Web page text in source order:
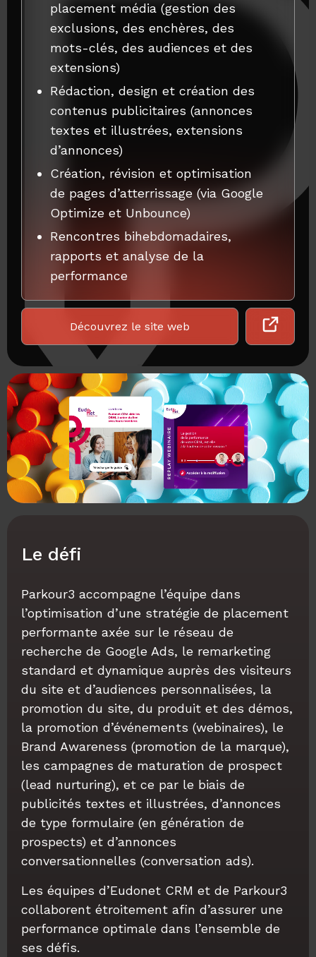
placement média (gestion des
exclusions, des enchères, des
mots-clés, des audiences et des
extensions)
Rédaction, design et création des
contenus publicitaires (annonces
textes et illustrées, extensions
d’annonces)
Création, révision et optimisation
de pages d’atterrissage (via Google
Optimize et Unbounce)
Rencontres bihebdomadaires,
rapports et analyse de la
performance
Découvrez le site web
Le défi
Parkour3 accompagne l’équipe dans
l’optimisation d’une stratégie de placement
performante axée sur le réseau de
recherche de Google Ads, le remarketing
standard et dynamique auprès des visiteurs
du site et d’audiences personnalisées, la
promotion du site, du produit et des démos,
la promotion d’événements (webinaires), le
Brand Awareness (promotion de la marque),
les campagnes de maturation de prospect
(lead nurturing), et ce par le biais de
publicités textes et illustrées, d’annonces
de type formulaire (en génération de
prospects) et d’annonces
conversationnelles (conversation ads).
Les équipes d’Eudonet CRM et de Parkour3
collaborent étroitement afin d’assurer une
performance optimale dans l’ensemble de
ses défis.